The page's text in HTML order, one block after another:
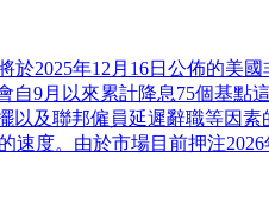
2025年12月16日公佈的美
9月以來累計降息75個基點
及聯邦僱員延遲辭職等因
度。由於市場目前押注